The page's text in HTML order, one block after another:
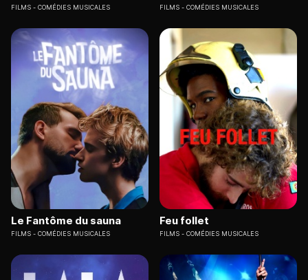
FILMS COMÉDIES MUSICALES FILMS COMÉDIES MUSICALES
Le Fantôme du sauna
FILMS COMÉDIES MUSICALES
Feu follet
FILMS COMÉDIES MUSICALES